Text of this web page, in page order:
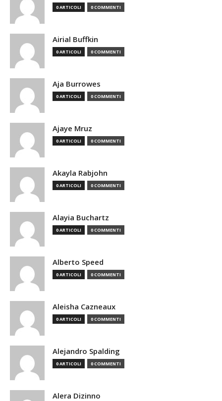
0 ARTICOLI 0 COMMENTI
Airial Buffkin
0 ARTICOLI 0 COMMENTI
Aja Burrowes
0 ARTICOLI 0 COMMENTI
Ajaye Mruz
0 ARTICOLI 0 COMMENTI
Akayla Rabjohn
0 ARTICOLI 0 COMMENTI
Alayia Buchartz
0 ARTICOLI 0 COMMENTI
Alberto Speed
0 ARTICOLI 0 COMMENTI
Aleisha Cazneaux
0 ARTICOLI 0 COMMENTI
Alejandro Spalding
0 ARTICOLI 0 COMMENTI
Alera Dizinno